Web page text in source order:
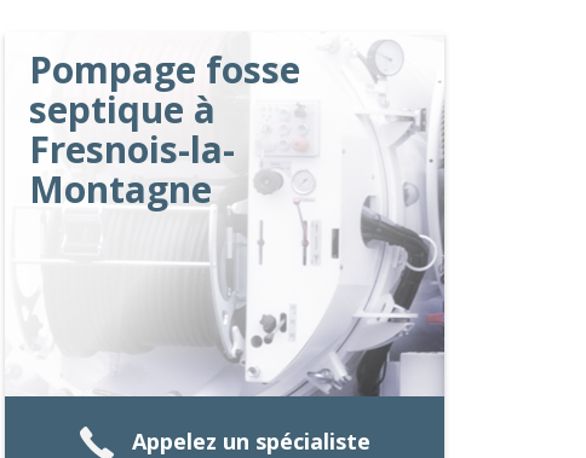
Pompage fosse
septique à
Fresnois-la-
Montagne
Appelez un spécialiste